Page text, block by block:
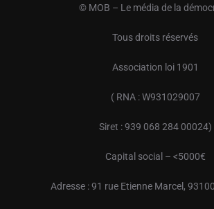
© MOB – Le média de la
Tous droits réservés
Association loi 1901
( RNA : W931029007
Siret : 939 068 284 00024)
Capital social – <5000€
Adresse : 91 rue Etienne Marcel,